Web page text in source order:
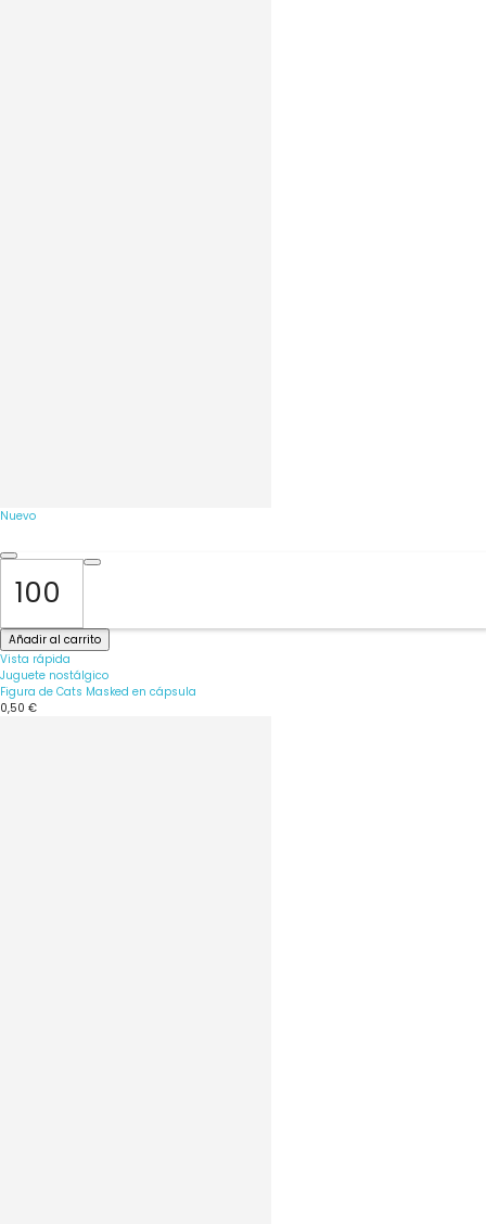
Nuevo
Añadir al carrito
Vista rápida
Juguete nostálgico
Figura de Cats Masked en cápsula
0,50 €